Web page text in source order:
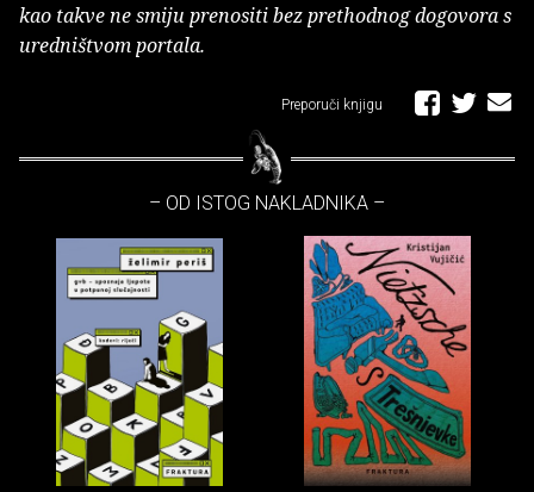
kao takve ne smiju prenositi bez prethodnog dogovora s
uredništvom portala.
Preporuči knjigu
– OD ISTOG NAKLADNIKA –